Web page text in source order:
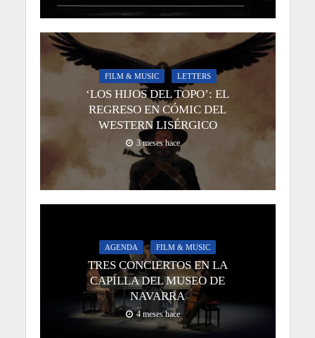
FILM & MUSIC LETTERS
‘LOS HIJOS DEL TOPO’: EL
REGRESO EN CÓMIC DEL
WESTERN LISÉRGICO
3 meses hace
AGENDA FILM & MUSIC
TRES CONCIERTOS EN LA
CAPILLA DEL MUSEO DE
NAVARRA
4 meses hace